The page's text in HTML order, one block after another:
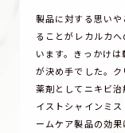
製品に対する思い
ることがレカルカ
います。きっかけ
が決め手でした。
薬剤としてニキビ治
イストシャインミ
ームケア製品の効